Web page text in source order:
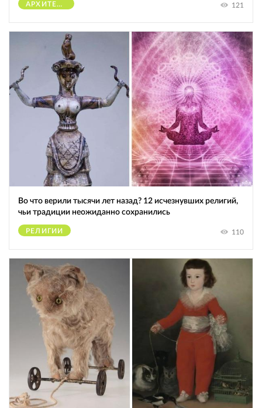
АРХИТЕКТУРА 121
Во что верили тысячи лет назад? 12 исчезнувших религий,
чьи традиции неожиданно сохранились
РЕЛИГИИ 110